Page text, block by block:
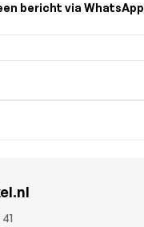
bericht via WhatsApp